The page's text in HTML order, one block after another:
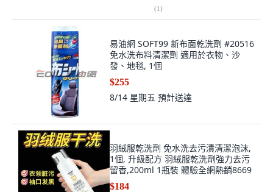
(1)
易油網 SOFT99 新布面乾洗劑 #20516
免水洗布料清潔劑 適用於衣物、沙
發、地毯, 1個
$255
8/14 星期五 預計送達
羽絨服乾洗劑 免水洗去污漬清潔泡沫,
1個, 升級配方 羽絨服乾洗劑強力去污
留香,200ml 1瓶裝 體驗全網熱銷8669
$184